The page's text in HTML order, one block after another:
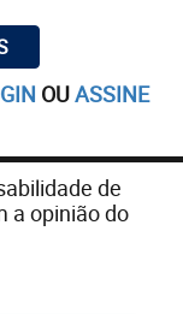
OUASSINE
de
a opinião do